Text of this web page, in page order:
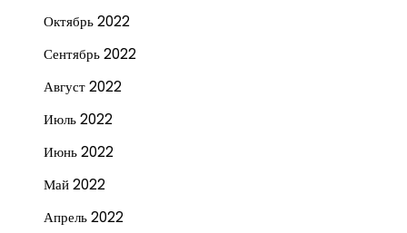
Октябрь 2022
Сентябрь 2022
Август 2022
Июль 2022
Июнь 2022
Май 2022
Апрель 2022